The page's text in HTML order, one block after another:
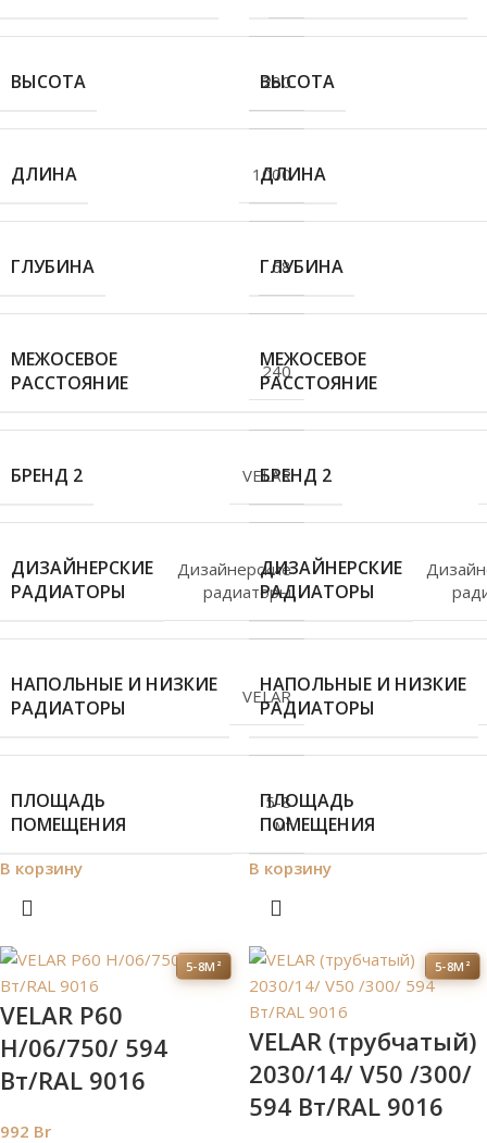
ВЫСОТА 280
ДЛИНА 1000
ГЛУБИНА 68
МЕЖОСЕВОЕ
РАССТОЯНИЕ
240
БРЕНД 2 VELAR
ДИЗАЙНЕРСКИЕ
РАДИАТОРЫ
Дизайнерские
радиаторы
НАПОЛЬНЫЕ И НИЗКИЕ
РАДИАТОРЫ
VELAR
ПЛОЩАДЬ
ПОМЕЩЕНИЯ
5-8
м²
В корзину
ВЫСОТА
ДЛИНА
ГЛУБИНА
МЕЖОСЕВОЕ
РАССТОЯНИЕ
БРЕНД 2
ДИЗАЙНЕРСКИЕ
РАДИАТОРЫ
НАПОЛЬНЫЕ И НИЗКИЕ
РАДИАТОРЫ
ПЛОЩАДЬ
ПОМЕЩЕНИЯ
В корзину
5-8М²
VELAR P60
H/06/750/ 594
Bт/RAL 9016
992 Br
5-8М²
VELAR (трубчатый)
2030/14/ V50 /300/
594 Bт/RAL 9016